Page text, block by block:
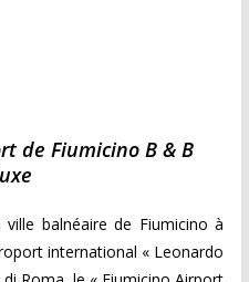
de Fiumicino B & B
balnéaire de Fiumicino à
international « Leonardo